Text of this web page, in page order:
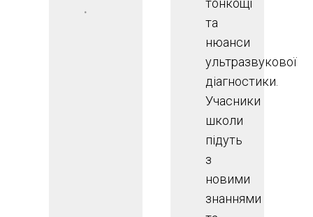
.
тонкощі
та
нюанси
ультразвукової
діагностики.
Учасники
школи
підуть
з
новими
знаннями